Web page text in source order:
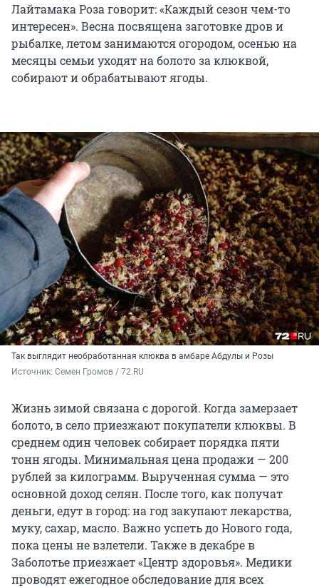
Лайтамака Роза говорит: «Каждый сезон чем-то
интересен». Весна посвящена заготовке дров и
рыбалке, летом занимаются огородом, осенью на
месяцы семьи уходят на болото за клюквой,
собирают и обрабатывают ягоды.
Так выглядит необработанная клюква в амбаре Абдулы и Розы
Источник: Семен Громов / 72.RU
Жизнь зимой связана с дорогой. Когда замерзает
болото, в село приезжают покупатели клюквы. В
среднем один человек собирает порядка пяти
тонн ягоды. Минимальная цена продажи — 200
рублей за килограмм. Вырученная сумма — это
основной доход селян. После того, как получат
деньги, едут в город: на год закупают лекарства,
муку, сахар, масло. Важно успеть до Нового года,
пока цены не взлетели. Также в декабре в
Заболотье приезжает «Центр здоровья». Медики
проводят ежегодное обследование для всех